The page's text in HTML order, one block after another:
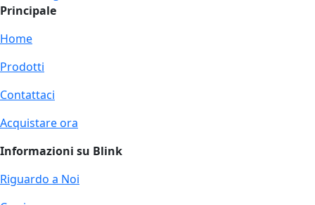
Principale
Home
Prodotti
Contattaci
Acquistare ora
Informazioni su Blink
Riguardo a Noi